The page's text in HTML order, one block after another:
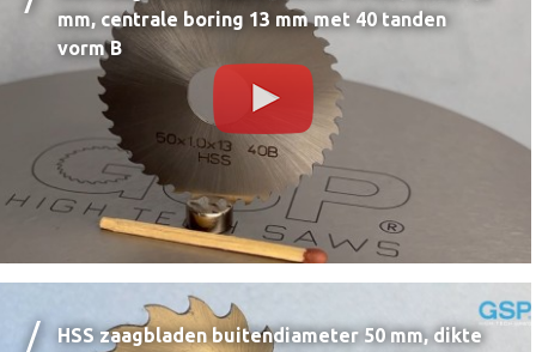
mm, centrale boring 13 mm met 40 tanden
vorm B
HSS zaagbladen buitendiameter 50 mm, dikte